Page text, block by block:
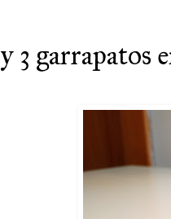
3 garrapatos